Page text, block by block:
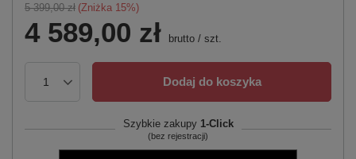
5 399,00 zł (Zniżka 15%)
4 589,00 zł brutto / szt.
Dodaj do koszyka
Szybkie zakupy 1-Click
(bez rejestracji)